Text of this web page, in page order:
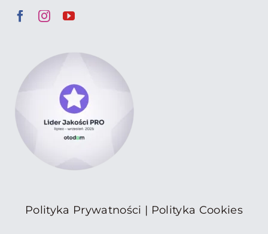
Polityka Prywatności | Polityka Cookies